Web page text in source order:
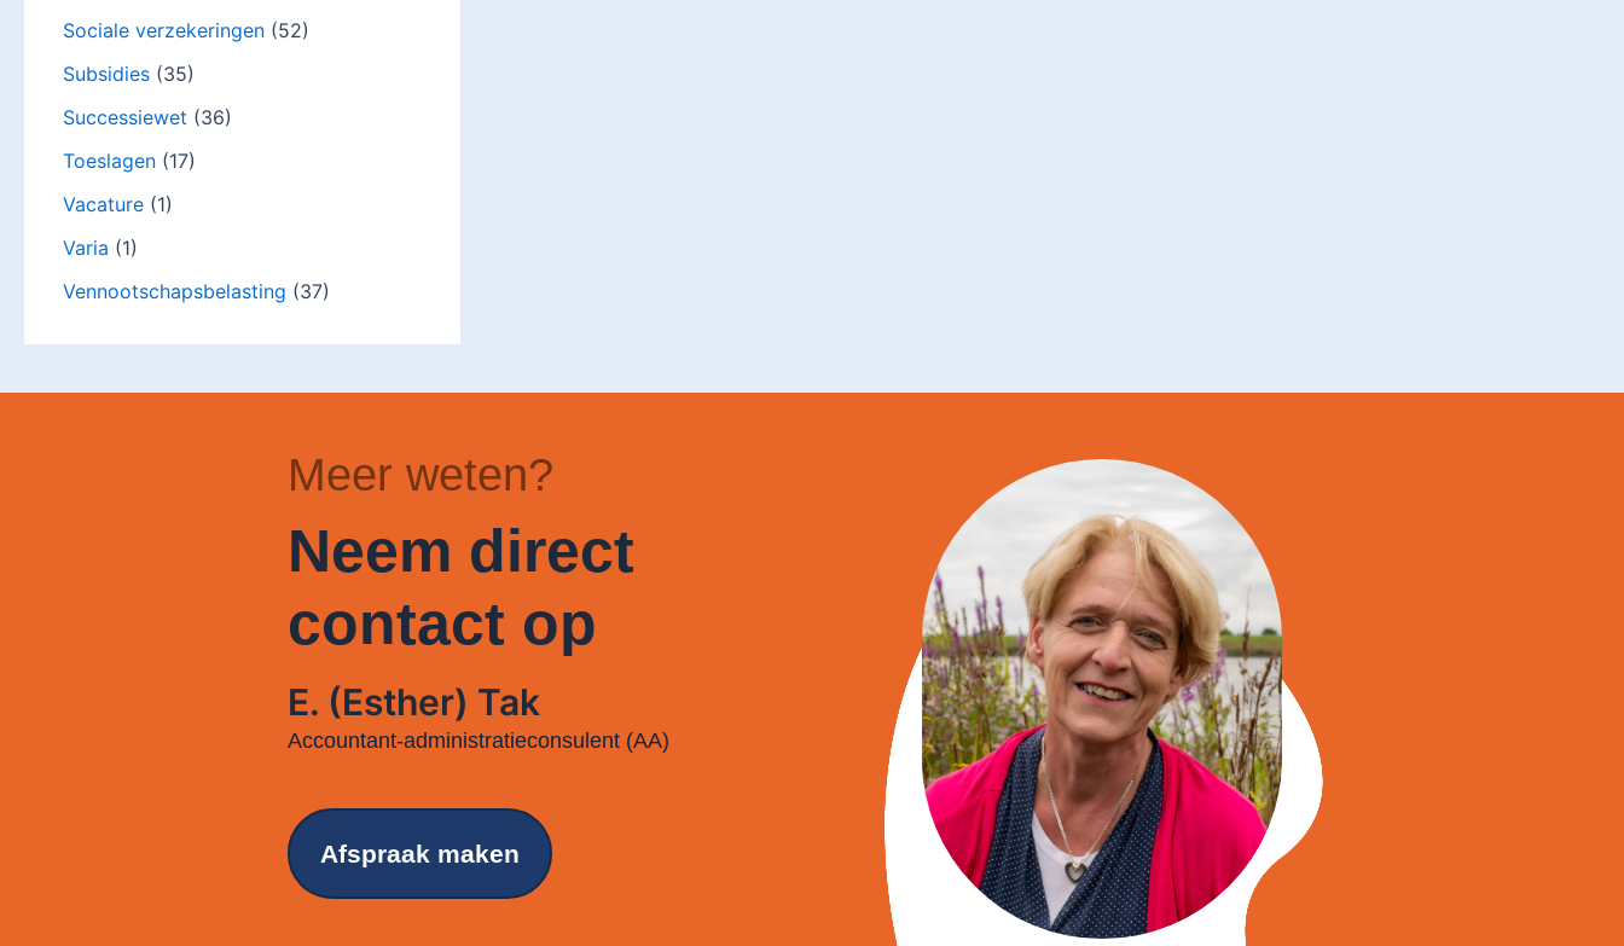
Sociale verzekeringen (52)
Subsidies (35)
Successiewet (36)
Toeslagen (17)
Vacature (1)
Varia (1)
Vennootschapsbelasting (37)
Meer weten?
Neem direct
contact op
E. (Esther) Tak
Accountant-administratieconsulent (AA)
Afspraak maken